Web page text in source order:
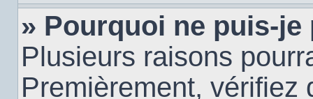
» Pourquoi ne puis-
Plusieurs raisons
Premièrement, vérifiez